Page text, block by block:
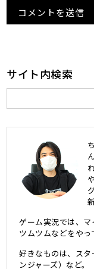
サイト内検索
ゲーム実況では、
ツムツムなどをやっ
好きなものは、ス
ンジャーズ）など。